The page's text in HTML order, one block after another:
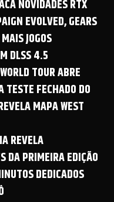
NOVIDADES RTX
EVOLVED, GEARS
JOGOS
DLSS 4.5
TOUR ABRE
TESTE FECHADO DO
MAPA WEST
REVELA
DA PRIMEIRA EDIÇÃO
DEDICADOS